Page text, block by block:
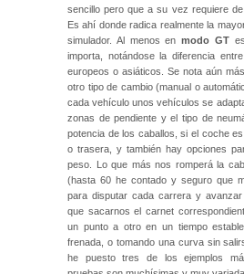
sencillo pero que a su vez requiere de
Es ahí donde radica realmente la
simulador. Al menos en modo GT
importa, notándose la diferencia
europeos o asiáticos. Se nota aún
otro tipo de cambio (manual o
cada vehículo unos vehículos se
zonas de pendiente y el tipo de
potencia de los caballos, si el coche
o trasera, y también hay opciones
peso. Lo que más nos romperá la
(hasta 60 he contado y seguro que
para disputar cada carrera y
que sacarnos el carnet
un punto a otro en un tiempo
frenada, o tomando una curva sin
he puesto tres de los ejemplos